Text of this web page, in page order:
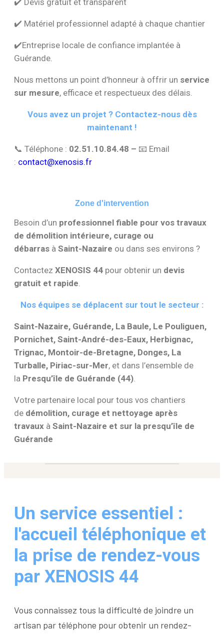
✔️ Devis gratuit et transparent
✔️ Matériel professionnel adapté à chaque chantier
✔️Entreprise locale de confiance implantée à
Guérande.
Nous mettons un point d’honneur à offrir un service
sur mesure, efficace et respectueux des délais.
Vous avez un projet ? Contactez-nous dès
maintenant !
📞 Téléphone : 02.51.10.84.48 – 📧 Email
: contact@xenosis.fr
Zone d'intervention
Besoin d’un professionnel fiable pour vos travaux
de démolition intérieure, curage ou
débarras à Saint-Nazaire ou dans ses environs ?
Contactez XENOSIS 44 pour obtenir un devis
gratuit et rapide.
Nos équipes se déplacent sur tout le secteur :
Saint-Nazaire, Guérande, La Baule, Le Pouliguen,
Pornichet, Saint-André-des-Eaux, Herbignac,
Trignac, Montoir-de-Bretagne, Donges, La
Turballe, Piriac-sur-Mer, et dans l’ensemble de
la Presqu’île de Guérande (44).
Votre partenaire local pour tous vos chantiers
de démolition, curage et nettoyage après
travaux à Saint-Nazaire et sur la presqu’île de
Guérande
Un service essentiel :
l'accueil téléphonique et
la prise de rendez-vous
par XENOSIS 44
Vous connaissez tous la difficulté de joindre un
artisan par téléphone pour obtenir un rendez-